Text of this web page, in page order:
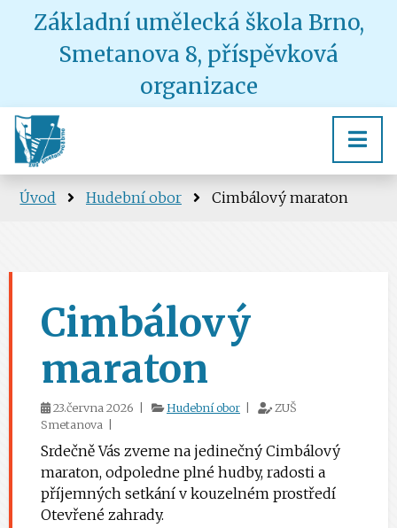
Základní umělecká škola Brno,
Smetanova 8, příspěvková
organizace
Úvod Hudební obor Cimbálový maraton
Cimbálový
maraton
23.června 2026 | Hudební obor
ZUŠ
Smetanova |
Srdečně Vás zveme na jedinečný Cimbálový
maraton, odpoledne plné hudby, radosti a
příjemných setkání v kouzelném prostředí
Otevřené zahrady.